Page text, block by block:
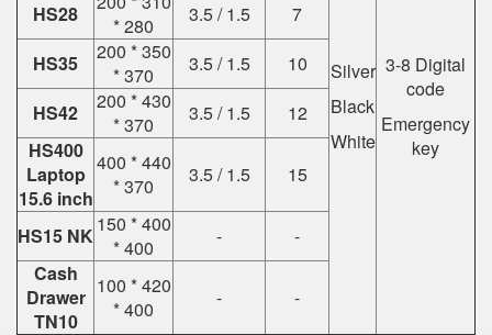
Silver
Black
White
3-8 Digital
code
Emergency
key
HS28
* 280
3.5 / 1.5
7
HS35
200 * 350
* 370
3.5 / 1.5
10
HS42
200 * 430
* 370
3.5 / 1.5
12
HS400
Laptop
15.6 inch
400 * 440
* 370
3.5 / 1.5 15
HS15 NK150 * 400
* 400
-
-
Cash
Drawer
TN10
100 * 420
* 400
- -